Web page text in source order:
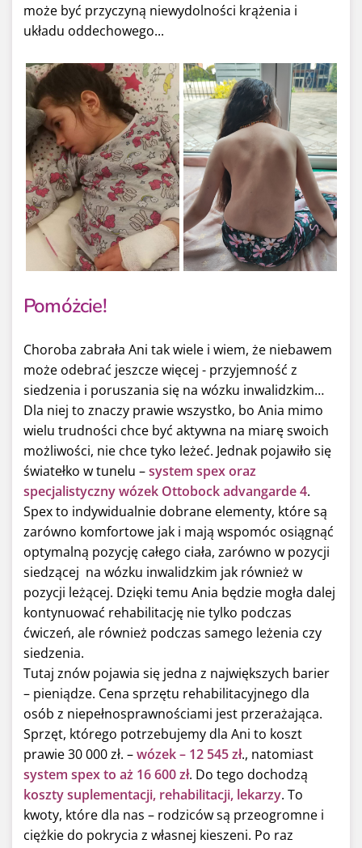
może być przyczyną niewydolności krążenia i
układu oddechowego...
Pomóżcie!
Choroba zabrała Ani tak wiele i wiem, że niebawem
może odebrać jeszcze więcej - przyjemność z
siedzenia i poruszania się na wózku inwalidzkim…
Dla niej to znaczy prawie wszystko, bo Ania mimo
wielu trudności chce być aktywna na miarę swoich
możliwości, nie chce tyko leżeć. Jednak pojawiło się
światełko w tunelu –system spex oraz
specjalistyczny wózek Ottobock advangarde 4.
Spex to indywidualnie dobrane elementy, które są
zarówno komfortowe jak i mają wspomóc osiągnąć
optymalną pozycję całego ciała, zarówno w pozycji
siedzącej na wózku inwalidzkim jak również w
pozycji leżącej. Dzięki temu Ania będzie mogła dalej
kontynuować rehabilitację nie tylko podczas
ćwiczeń, ale również podczas samego leżenia czy
siedzenia.
Tutaj znów pojawia się jedna z największych barier
– pieniądze. Cena sprzętu rehabilitacyjnego dla
osób z niepełnosprawnościami jest przerażająca.
Sprzęt, którego potrzebujemy dla Ani to koszt
prawie 30 000 zł. –wózek – 12 545 zł., natomiast
system spex to aż 16 600 zł. Do tego dochodzą
koszty suplementacji, rehabilitacji, lekarzy. To
kwoty, które dla nas – rodziców są przeogromne i
ciężkie do pokrycia z własnej kieszeni. Po raz